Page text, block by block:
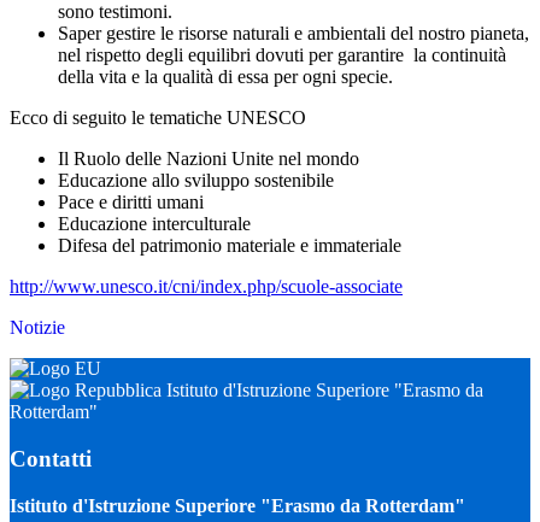
sono testimoni.
Saper gestire le risorse naturali e ambientali del nostro pianeta,
nel rispetto degli equilibri dovuti per garantire la continuità
della vita e la qualità di essa per ogni specie.
Ecco di seguito le tematiche UNESCO
Il Ruolo delle Nazioni Unite nel mondo
Educazione allo sviluppo sostenibile
Pace e diritti umani
Educazione interculturale
Difesa del patrimonio materiale e immateriale
http://www.unesco.it/cni/index.php/scuole-associate
Notizie
Istituto d'Istruzione Superiore "Erasmo da
Rotterdam"
Contatti
Istituto d'Istruzione Superiore "Erasmo da Rotterdam"